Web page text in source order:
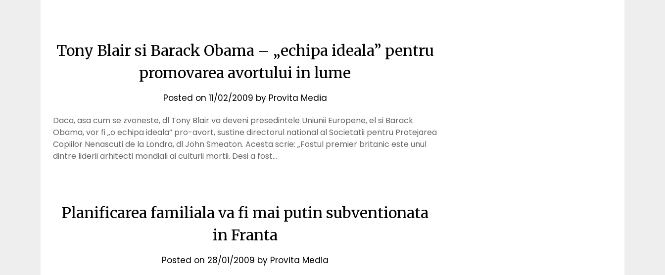
Tony Blair si Barack Obama – „echipa ideala” pentru
promovarea avortului in lume
Posted on 11/02/2009 by Provita Media
Daca, asa cum se zvoneste, dl Tony Blair va deveni presedintele Uniunii Europene, el si Barack
Obama, vor fi „o echipa ideala” pro-avort, sustine directorul national al Societatii pentru Protejarea
Copiilor Nenascuti de la Londra, dl John Smeaton. Acesta scrie: „Fostul premier britanic este unul
dintre liderii arhitecti mondiali ai culturii mortii. Desi a fost…
Planificarea familiala va fi mai putin subventionata
in Franta
Posted on 28/01/2009 by Provita Media